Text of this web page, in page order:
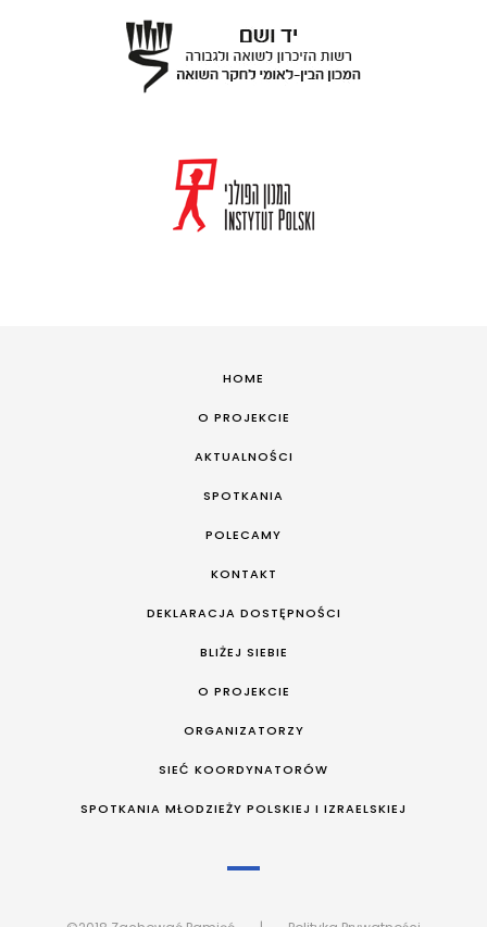
HOME
O PROJEKCIE
AKTUALNOŚCI
SPOTKANIA
POLECAMY
KONTAKT
DEKLARACJA DOSTĘPNOŚCI
BLIŻEJ SIEBIE
O PROJEKCIE
ORGANIZATORZY
SIEĆ KOORDYNATORÓW
SPOTKANIA MŁODZIEŻY POLSKIEJ I IZRAELSKIEJ